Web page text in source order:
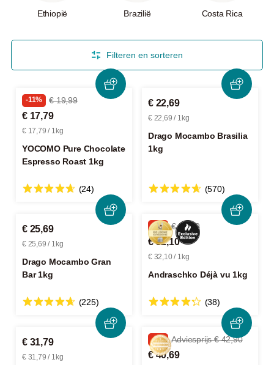
Ethiopië Brazilië Costa Rica
Filteren en sorteren
-11% € 19,99
€ 17,79
€ 17,79 / 1kg
YOCOMO Pure Chocolate
Espresso Roast 1kg
(24)
€ 22,69
€ 22,69 / 1kg
Drago Mocambo Brasilia
1kg
(570)
€ 25,69
€ 25,69 / 1kg
Drago Mocambo Gran
Bar 1kg
(225)
-5% € 33,79
€ 32,10
€ 32,10 / 1kg
Andraschko Déjà vu 1kg
(38)
€ 31,79
€ 31,79 / 1kg
-5% Adviesprijs € 42,90
€ 40,69